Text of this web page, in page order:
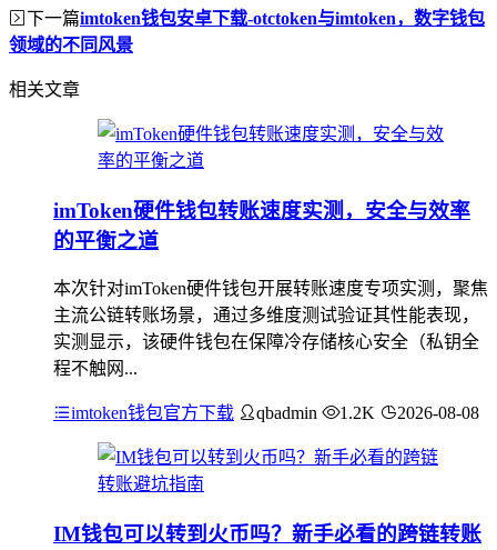
下一篇imtoken钱包安卓下载-otctoken与imtoken，数字钱包
领域的不同风景
相关文章
imToken硬件钱包转账速度实测，安全与效率
的平衡之道
本次针对imToken硬件钱包开展转账速度专项实测，聚焦
主流公链转账场景，通过多维度测试验证其性能表现，
实测显示，该硬件钱包在保障冷存储核心安全（私钥全
程不触网...
imtoken钱包官方下载 qbadmin 1.2K 2026-08-08
IM钱包可以转到火币吗？新手必看的跨链转账